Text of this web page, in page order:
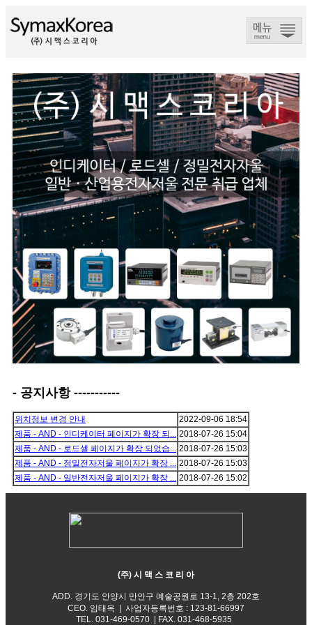
- 공지사항 -----------
위치정보 변경 안내 2022-09-06 18:54
제품 - AND - 인디케이터 페이지가 확장 되...
2018-07-26 15:04
제품 - AND - 로드셀 페이지가 확장 되었습...
2018-07-26 15:03
제품 - AND - 정밀전자저울 페이지가 확장 ...
2018-07-26 15:03
제품 - AND - 일반전자저울 페이지가 확장 ...
2018-07-26 15:02
(주) 시 맥 스 코 리 아
ADD. 경기도 안양시 만안구 예술공원로 13-1, 2층 202호
CEO. 임태옥 | 사업자등록번호 : 123-81-66997
TEL. 031-469-0570 | FAX. 031-468-5935